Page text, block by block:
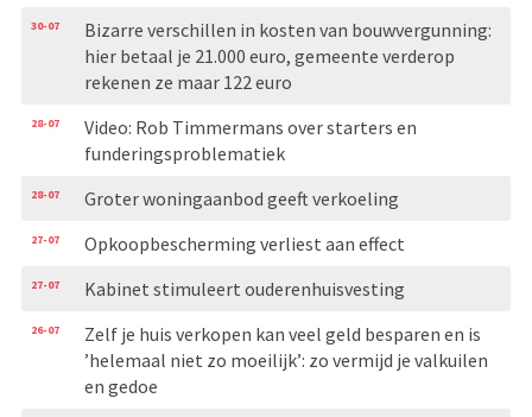
30-07
Bizarre verschillen in kosten van bouwvergunning:
hier betaal je 21.000 euro, gemeente verderop
rekenen ze maar 122 euro
28-07
Video: Rob Timmermans over starters en
funderingsproblematiek
28-07 Groter woningaanbod geeft verkoeling
27-07 Opkoopbescherming verliest aan effect
27-07 Kabinet stimuleert ouderenhuisvesting
26-07
Zelf je huis verkopen kan veel geld besparen en is
’helemaal niet zo moeilijk’: zo vermijd je valkuilen
en gedoe